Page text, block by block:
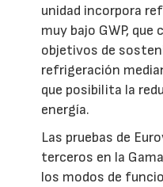
unidad incorpora
muy bajo GWP,
objetivos de
refrigeración
que posibilita la
energía.
Las pruebas de
terceros en la
los modos de